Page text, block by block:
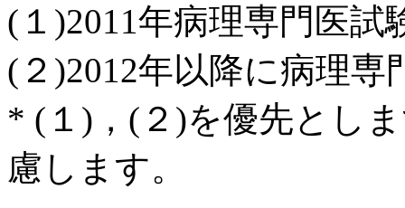
(１)2011年病理専門医試
(２)2012年以降に病理
* (１)，(２)を優先とし
慮します。